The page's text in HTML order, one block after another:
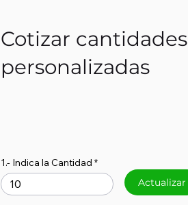
Cotizar cantidades
personalizadas
1.- Indica la Cantidad
Actualizar